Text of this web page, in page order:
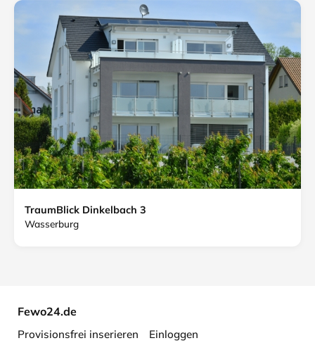
TraumBlick Dinkelbach 3
Wasserburg
Fewo24.de
Provisionsfrei inserieren Einloggen